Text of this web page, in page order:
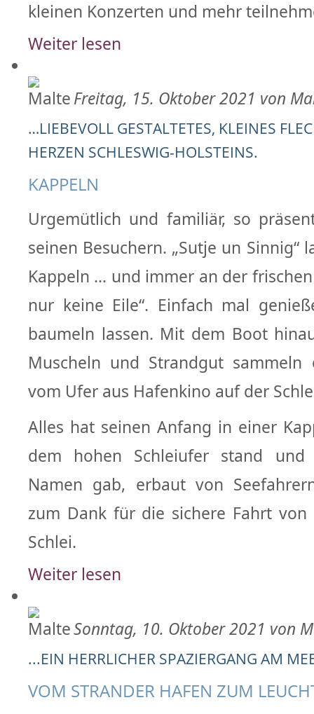
kleinen Konzerten und mehr
Weiter lesen
Freitag, 15. Oktober 2021 von
…LIEBEVOLL GESTALTETES, KLEINES
HERZEN SCHLESWIG-HOLSTEINS.
KAPPELN
Urgemütlich und familiär, so
seinen Besuchern. „Sutje un Sinnig“
Kappeln … und immer an der
nur keine Eile“. Einfach mal
baumeln lassen. Mit dem Boot
Muscheln und Strandgut
vom Ufer aus Hafenkino auf der
Alles hat seinen Anfang in einer
dem hohen Schleiufer stand
Namen gab, erbaut von
zum Dank für die sichere Fahrt
Schlei.
Weiter lesen
Sonntag, 10. Oktober 2021 von
...EIN HERRLICHER SPAZIERGANG AM
VOM STRANDER HAFEN ZUM